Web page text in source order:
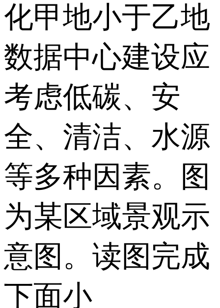
化甲地小于乙地
数据中心建设应
考虑低碳、安
全、清洁、水源
等多种因素。图
为某区域景观示
意图。读图完成
下面小